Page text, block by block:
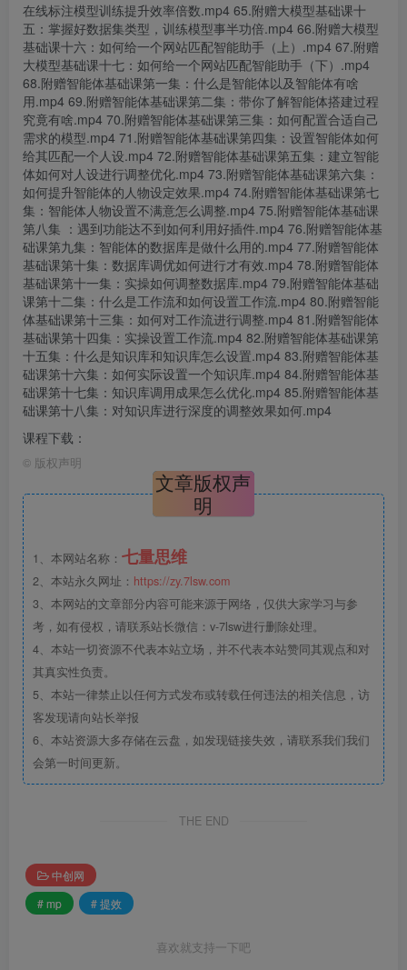
在线标注模型训练提升效率倍数.mp4 65.附赠大模型基础课十
五：掌握好数据集类型，训练模型事半功倍.mp4 66.附赠大模型
基础课十六：如何给一个网站匹配智能助手（上）.mp4 67.附赠
大模型基础课十七：如何给一个网站匹配智能助手（下）.mp4
68.附赠智能体基础课第一集：什么是智能体以及智能体有啥
用.mp4 69.附赠智能体基础课第二集：带你了解智能体搭建过程
究竟有啥.mp4 70.附赠智能体基础课第三集：如何配置合适自己
需求的模型.mp4 71.附赠智能体基础课第四集：设置智能体如何
给其匹配一个人设.mp4 72.附赠智能体基础课第五集：建立智能
体如何对人设进行调整优化.mp4 73.附赠智能体基础课第六集：
如何提升智能体的人物设定效果.mp4 74.附赠智能体基础课第七
集：智能体人物设置不满意怎么调整.mp4 75.附赠智能体基础课
第八集 ：遇到功能达不到如何利用好插件.mp4 76.附赠智能体基
础课第九集：智能体的数据库是做什么用的.mp4 77.附赠智能体
基础课第十集：数据库调优如何进行才有效.mp4 78.附赠智能体
基础课第十一集：实操如何调整数据库.mp4 79.附赠智能体基础
课第十二集：什么是工作流和如何设置工作流.mp4 80.附赠智能
体基础课第十三集：如何对工作流进行调整.mp4 81.附赠智能体
基础课第十四集：实操设置工作流.mp4 82.附赠智能体基础课第
十五集：什么是知识库和知识库怎么设置.mp4 83.附赠智能体基
础课第十六集：如何实际设置一个知识库.mp4 84.附赠智能体基
础课第十七集：知识库调用成果怎么优化.mp4 85.附赠智能体基
础课第十八集：对知识库进行深度的调整效果如何.mp4
课程下载：
© 版权声明
文章版权声
明
1、本网站名称： 七量思维
2、本站永久网址： https://zy.7lsw.com
3、本网站的文章部分内容可能来源于网络，仅供大家学习与参
考，如有侵权，请联系站长微信：v-7lsw进行删除处理。
4、本站一切资源不代表本站立场，并不代表本站赞同其观点和对
其真实性负责。
5、本站一律禁止以任何方式发布或转载任何违法的相关信息，访
客发现请向站长举报
6、本站资源大多存储在云盘，如发现链接失效，请联系我们我们
会第一时间更新。
THE END
中创网
# mp
# 提效
喜欢就支持一下吧